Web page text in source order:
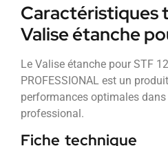
Caractéristiques
Valise étanche
Le Valise étanche pour STF
PROFESSIONAL est un
performances optimales
professional.
Fiche technique